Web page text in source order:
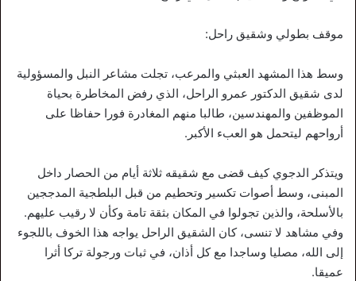
موقف بطولي وشقيق راحل:
وسط هذا المشهد العبثي والمرعب، تجلت مشاعر النبل والمسؤولية
لدى شقيق الدكتور عمرو الراحل، الذي رفض المخاطرة بحياة
الموظفين والمهندسين، طالبا منهم المغادرة فورا حفاظا على
أرواحهم ليتحمل هو العبء الأكبر.
ويتذكر الدجوي كيف قضى مع شقيقه ثلاثة أيام من الحصار داخل
المبنى، وسط أصوات تكسير وتحطيم من قبل البلطجية المدججين
بالأسلحة، والذين تجولوا في المكان بثقة تامة وكأن لا رقيب عليهم.
وفي مشاهد لا تنسى، كان الشقيق الراحل يواجه هذا الخوف باللجوء
إلى الله، مصليا وساجدا مع كل أذان، في ثبات ورجولة تركا أثرا
عميقا.